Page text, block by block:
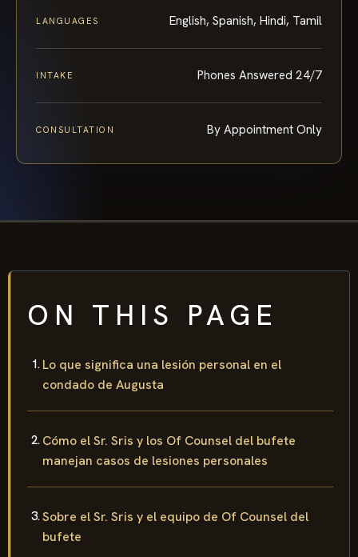
LANGUAGES English, Spanish, Hindi, Tamil
INTAKE Phones Answered 24/7
CONSULTATION By Appointment Only
ON THIS PAGE
Lo que significa una lesión personal en el
condado de Augusta
Cómo el Sr. Sris y los Of Counsel del bufete
manejan casos de lesiones personales
Sobre el Sr. Sris y el equipo de Of Counsel del
bufete